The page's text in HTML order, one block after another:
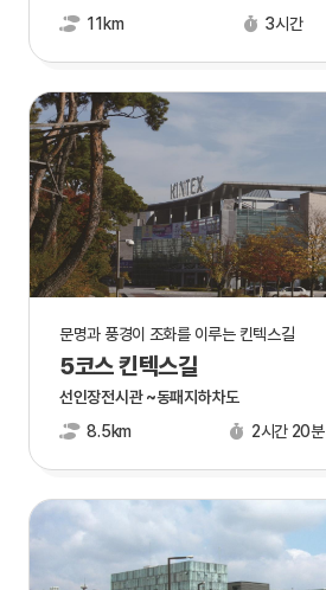
11km
3시간
문명과 풍경이 조화를 이루는 킨텍스길
5코스 킨텍스길
선인장전시관 ~동패지하차도
8.5km
2시간 20분